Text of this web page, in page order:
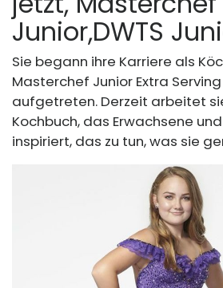
Junior,DWTS
Sie begann ihre Karriere als
Masterchef Junior Extra
aufgetreten. Derzeit arbeitet
Kochbuch, das Erwachsene
inspiriert, das zu tun, was sie